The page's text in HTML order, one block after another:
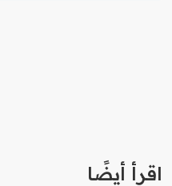
اقرأ أيضًا